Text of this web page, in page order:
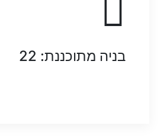
בניה מתוכננת: 22